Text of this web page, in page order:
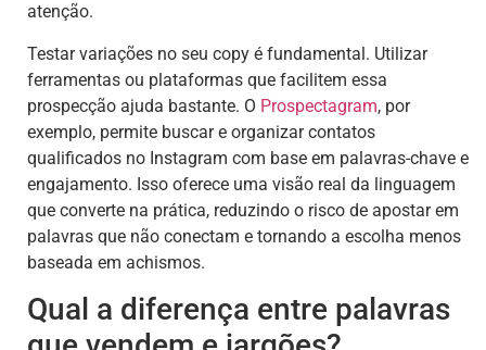
atenção.
Testar variações no seu copy é fundamental. Utilizar
ferramentas ou plataformas que facilitem essa
prospecção ajuda bastante. O Prospectagram, por
exemplo, permite buscar e organizar contatos
qualificados no Instagram com base em palavras-chave e
engajamento. Isso oferece uma visão real da linguagem
que converte na prática, reduzindo o risco de apostar em
palavras que não conectam e tornando a escolha menos
baseada em achismos.
Qual a diferença entre palavras